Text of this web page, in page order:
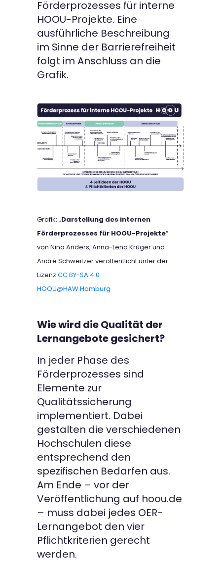
Förderprozesses für interne
HOOU-Projekte. Eine
ausführliche Beschreibung
im Sinne der Barrierefreiheit
folgt im Anschluss an die
Grafik.
Grafik: „Darstellung des internen
Förderprozesses für HOOU-Projekte“
von Nina Anders, Anna-Lena Krüger und
André Schweitzer veröffentlicht unter der
Lizenz CC BY-SA 4.0
HOOU@HAW Hamburg
Wie wird die Qualität der
Lernangebote gesichert?
In jeder Phase des
Förderprozesses sind
Elemente zur
Qualitätssicherung
implementiert. Dabei
gestalten die verschiedenen
Hochschulen diese
entsprechend den
spezifischen Bedarfen aus.
Am Ende – vor der
Veröffentlichung auf hoou.de
– muss dabei jedes OER-
Lernangebot den vier
Pflichtkriterien gerecht
werden.